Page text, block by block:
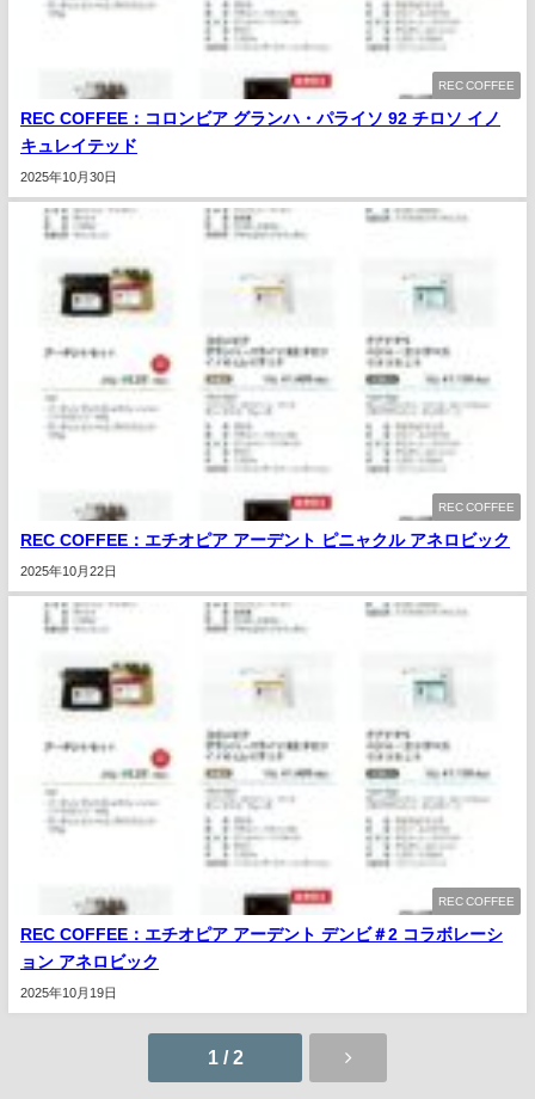
REC COFFEE
REC COFFEE：コロンビア グランハ・パライソ 92 チロソ イノ
キュレイテッド
2025年10月30日
REC COFFEE
REC COFFEE：エチオピア アーデント ピニャクル アネロビック
2025年10月22日
REC COFFEE
REC COFFEE：エチオピア アーデント デンビ＃2 コラボレーシ
ョン アネロビック
2025年10月19日
1 / 2